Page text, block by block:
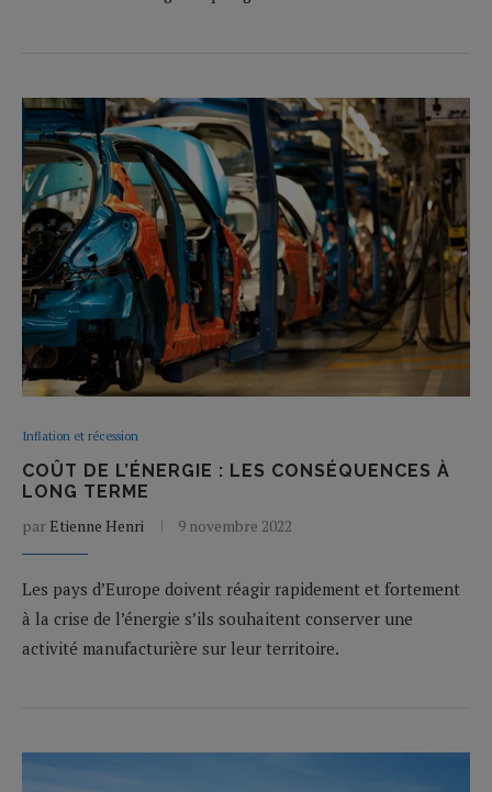
Inflation et récession
COÛT DE L’ÉNERGIE : LES CONSÉQUENCES À
LONG TERME
par Etienne Henri 9 novembre 2022
Les pays d’Europe doivent réagir rapidement et fortement
à la crise de l’énergie s’ils souhaitent conserver une
activité manufacturière sur leur territoire.